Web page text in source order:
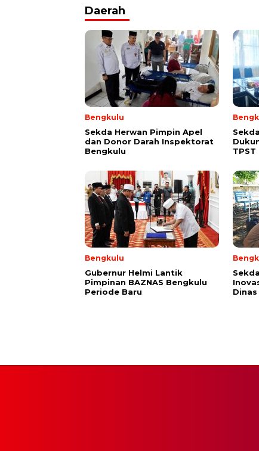
Daerah
Bengkulu
Sekda Herwan Pimpin Apel
dan Donor Darah Inspektorat
Bengkulu
Bengkulu
Gubernur Helmi Lantik
Pimpinan BAZNAS Bengkulu
Periode Baru
Dinas